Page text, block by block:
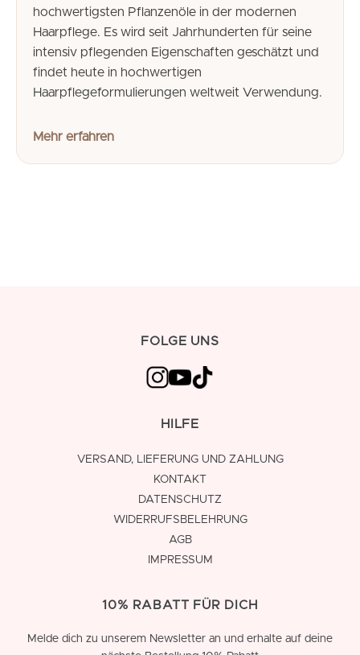
hochwertigsten Pflanzenöle in der modernen
Haarpflege. Es wird seit Jahrhunderten für seine
intensiv pflegenden Eigenschaften geschätzt und
findet heute in hochwertigen
Haarpflegeformulierungen weltweit Verwendung.
Mehr erfahren
FOLGE UNS
HILFE
VERSAND, LIEFERUNG UND ZAHLUNG
KONTAKT
DATENSCHUTZ
WIDERRUFSBELEHRUNG
AGB
IMPRESSUM
10% RABATT FÜR DICH
Melde dich zu unserem Newsletter an und erhalte auf deine